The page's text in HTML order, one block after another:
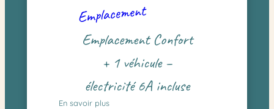
Emplacement
Emplacement Confort
+ 1 véhicule –
électricité 6A incluse
En savoir plus